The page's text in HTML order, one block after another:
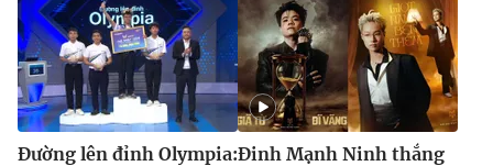
Đường lên đỉnh Olympia:Đinh Mạnh Ninh thắng